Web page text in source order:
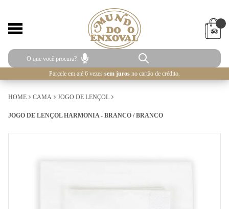
Parcele em até 6 vezes sem juros no cartão de crédito.
HOME CAMA JOGO DE LENÇOL
JOGO DE LENÇOL HARMONIA - BRANCO / BRANCO